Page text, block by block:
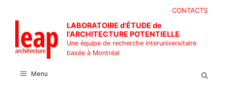
contenu
CONTACTS
LABORATOIRE d'ÉTUDE de
l'ARCHITECTURE POTENTIELLE
Une équipe de recherche interuniversitaire
basée à Montréal
Menu